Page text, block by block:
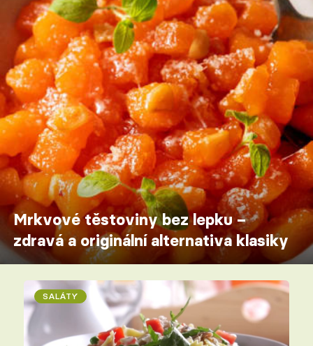
Mrkvové těstoviny bez lepku –
zdravá a originální alternativa klasiky
SALÁTY